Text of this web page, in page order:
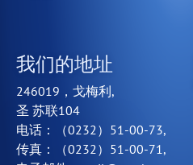
我们的地址
246019，戈梅利,
圣 苏联104
电话：（0232）51-00-73,
传真：（0232）51-00-71,